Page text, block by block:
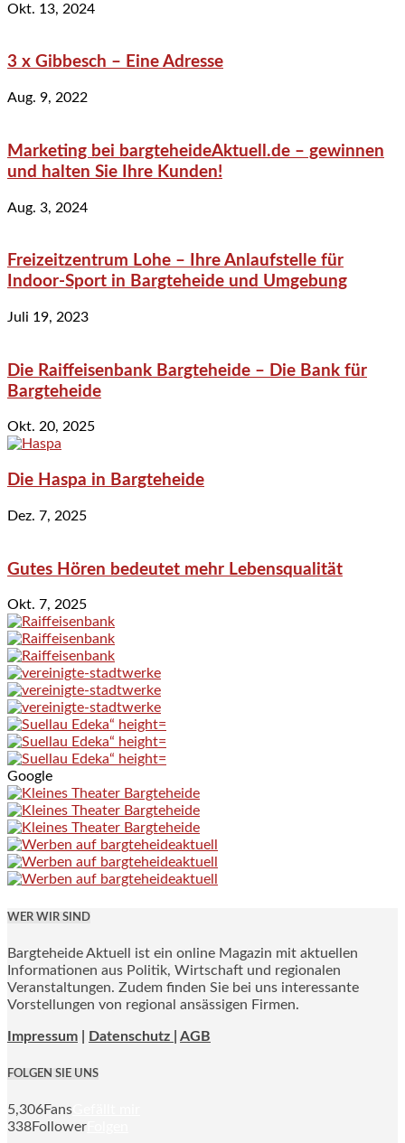
Okt. 13, 2024
3 x Gibbesch – Eine Adresse
Aug. 9, 2022
Marketing bei bargteheideAktuell.de – gewinnen
und halten Sie Ihre Kunden!
Aug. 3, 2024
Freizeitzentrum Lohe – Ihre Anlaufstelle für
Indoor-Sport in Bargteheide und Umgebung
Juli 19, 2023
Die Raiffeisenbank Bargteheide – Die Bank für
Bargteheide
Okt. 20, 2025
Die Haspa in Bargteheide
Dez. 7, 2025
Gutes Hören bedeutet mehr Lebensqualität
Okt. 7, 2025
Google
WER WIR SIND
Bargteheide Aktuell ist ein online Magazin mit aktuellen
Informationen aus Politik, Wirtschaft und regionalen
Veranstaltungen. Zudem finden Sie bei uns interessante
Vorstellungen von regional ansässigen Firmen.
Impressum Datenschutz | AGB
FOLGEN SIE UNS
5,306Fans
338Follower